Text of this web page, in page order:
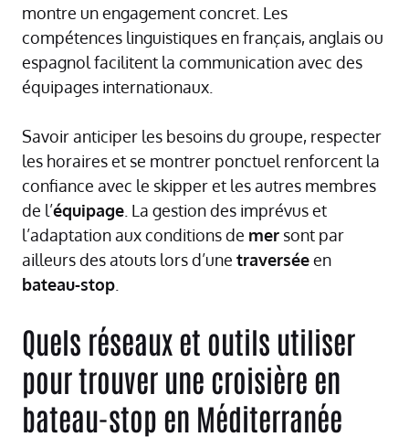
montre un engagement concret. Les
compétences linguistiques en français, anglais ou
espagnol facilitent la communication avec des
équipages internationaux.
Savoir anticiper les besoins du groupe, respecter
les horaires et se montrer ponctuel renforcent la
confiance avec le skipper et les autres membres
de l’équipage . La gestion des imprévus et
l’adaptation aux conditions de mer sont par
ailleurs des atouts lors d’une traverséeen
bateau-stop
Quels réseaux et outils utiliser
pour trouver une croisière en
bateau-stop en Méditerranée